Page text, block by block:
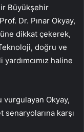
Büyükşehir
Dr. Pınar Okyay,
dikkat çekerek,
doğru ve
haline
Okyay,
senaryolarına karşı